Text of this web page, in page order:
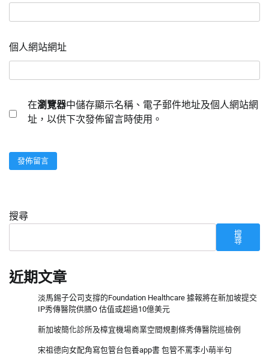
個人網站網址
在瀏覽器中儲存顯示名稱、電子郵件地址及個人網站網
址，以供下次發佈留言時使用。
搜尋
搜
尋
近期文章
淡馬錫子公司支撐的Foundation Healthcare 據報將在新加坡提交
IP秀傳醫院供膳O 估值或超過10億美元
新加坡簡化診所及樟宜機場商業空間規劃條秀傳醫院巡檢例
宋祖德向女配角寫包管台包養app書 包管不罵李小萌半句